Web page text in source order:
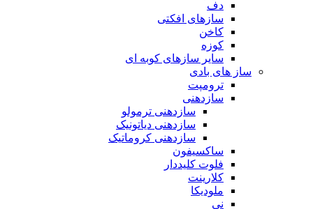
دف
سازهای افکتی
کاخن
کوزه
سایر سازهای کوبه ای
ساز های بادی
ترومپت
سازدهنی
سازدهنی ترمولو
سازدهنی دیاتونیک
سازدهنی کروماتیک
ساکسیفون
فلوت کلیددار
کلارینت
ملودیکا
نی